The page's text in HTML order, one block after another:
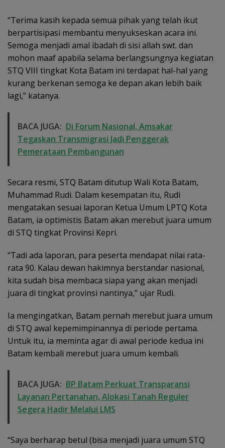
“Terima kasih kepada semua pihak yang telah ikut
berpartisipasi membantu menyukseskan acara ini.
Semoga menjadi amal ibadah di sisi allah swt. dan
mohon maaf apabila selama berlangsungnya kegiatan
STQ VIII tingkat Kota Batam ini terdapat hal-hal yang
kurang berkenan semoga ke depan akan lebih baik
lagi,” katanya.
BACA JUGA: Di Forum Nasional, Amsakar
Tegaskan Transmigrasi Jadi Penggerak
Pemerataan Pembangunan
Secara resmi, STQ Batam ditutup Wali Kota Batam,
Muhammad Rudi. Dalam kesempatan itu, Rudi
mengatakan sesuai laporan Ketua Umum LPTQ Kota
Batam, ia optimistis Batam akan merebut juara umum
di STQ tingkat Provinsi Kepri.
“Tadi ada laporan, para peserta mendapat nilai rata-
rata 90. Kalau dewan hakimnya berstandar nasional,
kita sudah bisa membaca siapa yang akan menjadi
juara di tingkat provinsi nantinya,” ujar Rudi.
Ia mengingatkan, Batam pernah merebut juara umum
di STQ awal kepemimpinannya di periode pertama.
Untuk itu, ia meminta agar di awal periode kedua ini
Batam kembali merebut juara umum kembali.
BACA JUGA: BP Batam Perkuat Transparansi
Layanan Pertanahan, Alokasi Tanah Reguler
Segera Hadir Melalui LMS
“Saya berharap betul (bisa menjadi juara umum STQ